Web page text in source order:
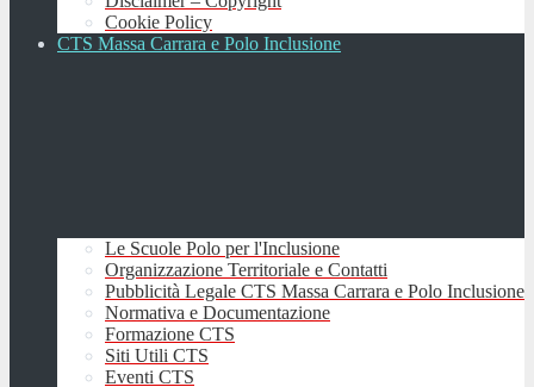
Cookie Policy
CTS Massa Carrara e Polo Inclusione
Le Scuole Polo per l'Inclusione
Organizzazione Territoriale e Contatti
Pubblicità Legale CTS Massa Carrara e Polo Inclusione
Normativa e Documentazione
Formazione CTS
Siti Utili CTS
Eventi CTS